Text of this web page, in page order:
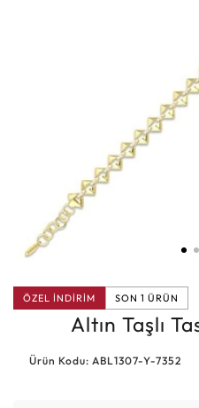
ÖZEL İNDİRİM SON 1 ÜRÜN
Altın Taşlı
Ürün Kodu: ABL1307-Y-7352